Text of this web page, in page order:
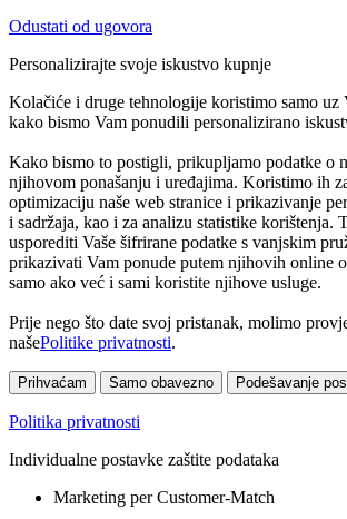
Odustati od ugovora
Personalizirajte svoje iskustvo kupnje
Kolačiće i druge tehnologije koristimo samo uz
kako bismo Vam ponudili personalizirano
Kako bismo to postigli, prikupljamo podatke o
njihovom ponašanju i uređajima. Koristimo ih
optimizaciju naše web stranice i prikazivanje
i sadržaja, kao i za analizu statistike korištenja.
usporediti Vaše šifrirane podatke s vanjskim
prikazivati Vam ponude putem njihovih online
samo ako već i sami koristite njihove usluge.
Prije nego što date svoj pristanak, molimo
našePolitike privatnosti.
Prihvaćam Samo obavezno Podešavanje
Politika privatnosti
Individualne postavke zaštite podataka
Marketing per Customer-Match